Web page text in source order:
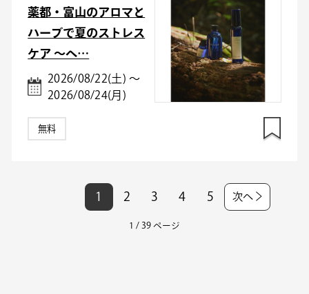
薬都・富山のアロマと
ハーブで夏のストレス
ケア ～ヘ…
2026/08/22(土) ～
2026/08/24(月)
無料
1 2 3 4 5 次へ
1 / 39 ページ